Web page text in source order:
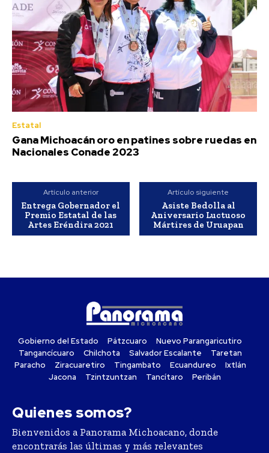
Estatal
Gana Michoacán oro en patines sobre ruedas en
Nacionales Conade 2023
Artículo anterior
Entrega Gobernador el
Premio Estatal de las
Artes Eréndira 2021
Artículo siguiente
Asiste Bedolla al
Aniversario Luctuoso
Mártires de Uruapan
Gobierno del Estado Pátzcuaro
Nuevo Parangaricutiro
Tangancícuaro
Chilchota Salvador Escalante
Taretan
Paracho
Ziracuaretiro Tingambato Ecuandureo
Ixtlán
Jacona
Tzintzuntzan Tancítaro Peribán
Quienes somos?
Bienvenidos a Panorama Michoacano, donde
encontrarás las últimas y más relevantes